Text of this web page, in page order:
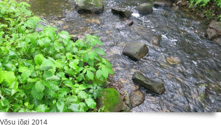
Võsu jõgi 2014